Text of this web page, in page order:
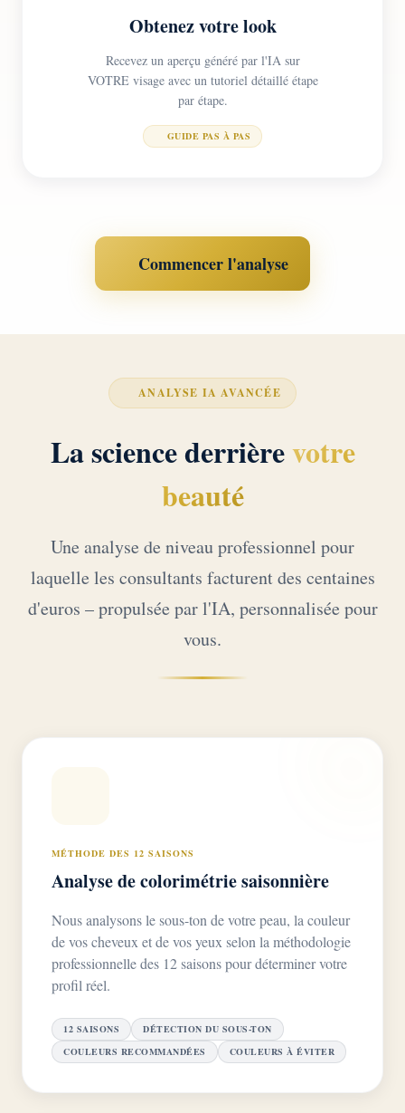
Obtenez votre look
Recevez un aperçu généré par l'IA sur
VOTRE visage avec un tutoriel détaillé étape
par étape.
GUIDE PAS À PAS
Commencer l'analyse
ANALYSE IA AVANCÉE
La science derrièrevotre
beauté
Une analyse de niveau professionnel pour
laquelle les consultants facturent des centaines
d'euros – propulsée par l'IA, personnalisée pour
vous.
MÉTHODE DES 12 SAISONS
Analyse de colorimétrie saisonnière
Nous analysons le sous-ton de votre peau, la couleur
de vos cheveux et de vos yeux selon la méthodologie
professionnelle des 12 saisons pour déterminer votre
profil réel.
12 SAISONS
DÉTECTION DU SOUS-TON
COULEURS RECOMMANDÉES
COULEURS À ÉVITER